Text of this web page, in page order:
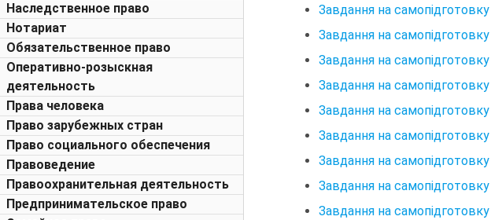
Наследственное право
Нотариат
Обязательственное право
Оперативно-розыскная
деятельность
Права человека
Право зарубежных стран
Право социального обеспечения
Правоведение
Правоохранительная деятельность
Предпринимательское право
Завдання на самопідготовку
Завдання на самопідготовку
Завдання на самопідготовку
Завдання на самопідготовку
Завдання на самопідготовку
Завдання на самопідготовку
Завдання на самопідготовку
Завдання на самопідготовку
Завдання на самопідготовку